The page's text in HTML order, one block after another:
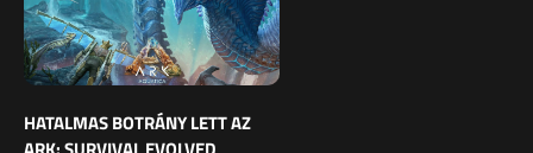
HATALMAS BOTRÁNY LETT AZ